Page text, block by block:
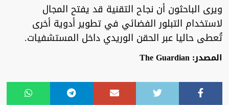
ويرى الباحثون أن نجاح التقنية قد يفتح المجال
لاستخدام التبلور الفضائي في تطوير أدوية أخرى
تُعطى حاليا عبر الحقن الوريدي داخل المستشفيات.
المصدر: The Guardian